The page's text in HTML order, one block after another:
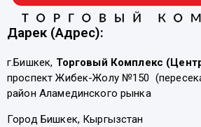
Дарек (Адрес):
г.Бишкек, Торговый Комплекс
проспект Жибек-Жолу №150
район Аламединского рынка
Город Бишкек, Кыргызстан